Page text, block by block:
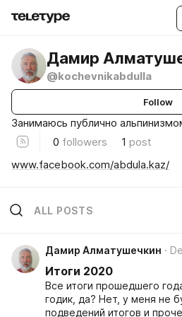
Дамир
@kochevnikabdulla
Follow
Занимаюсь публично
0 followers 1 post
www.facebook.com/abdula.kaz/
ALL POSTS
Дамир Алматушечкин
Итоги 2020
Все итоги прошедшего года
годик, да? Нет, у меня не
подведений итогов и